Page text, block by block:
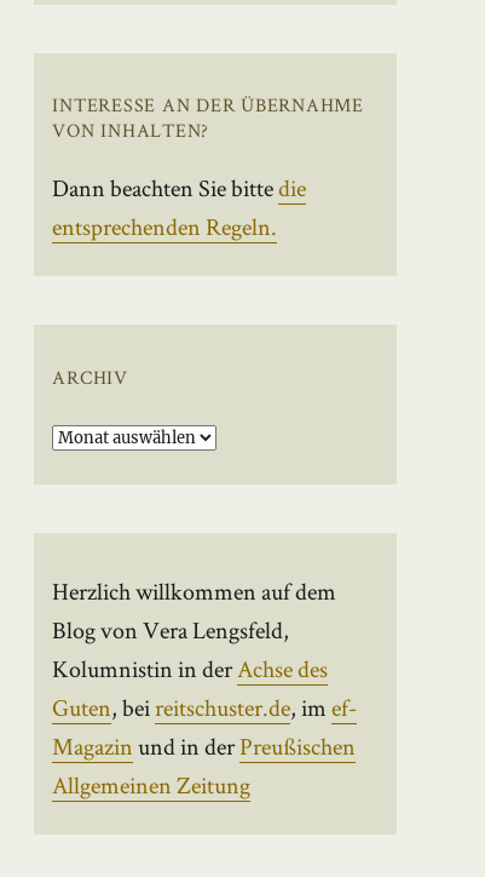
INTERESSE AN DER ÜBERNAHME
VON INHALTEN?
Dann beachten Sie bittedie
entsprechenden Regeln.
ARCHIV
Archiv
Herzlich willkommen auf dem
Blog von Vera Lengsfeld,
Kolumnistin in derAchse des
Guten, beireitschuster.de, imef-
Magazinund in derPreußischen
Allgemeinen Zeitung